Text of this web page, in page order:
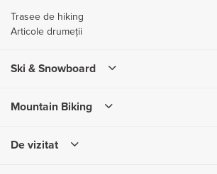
Trasee de hiking
Articole drumeții
Ski & Snowboard
Mountain Biking
De vizitat